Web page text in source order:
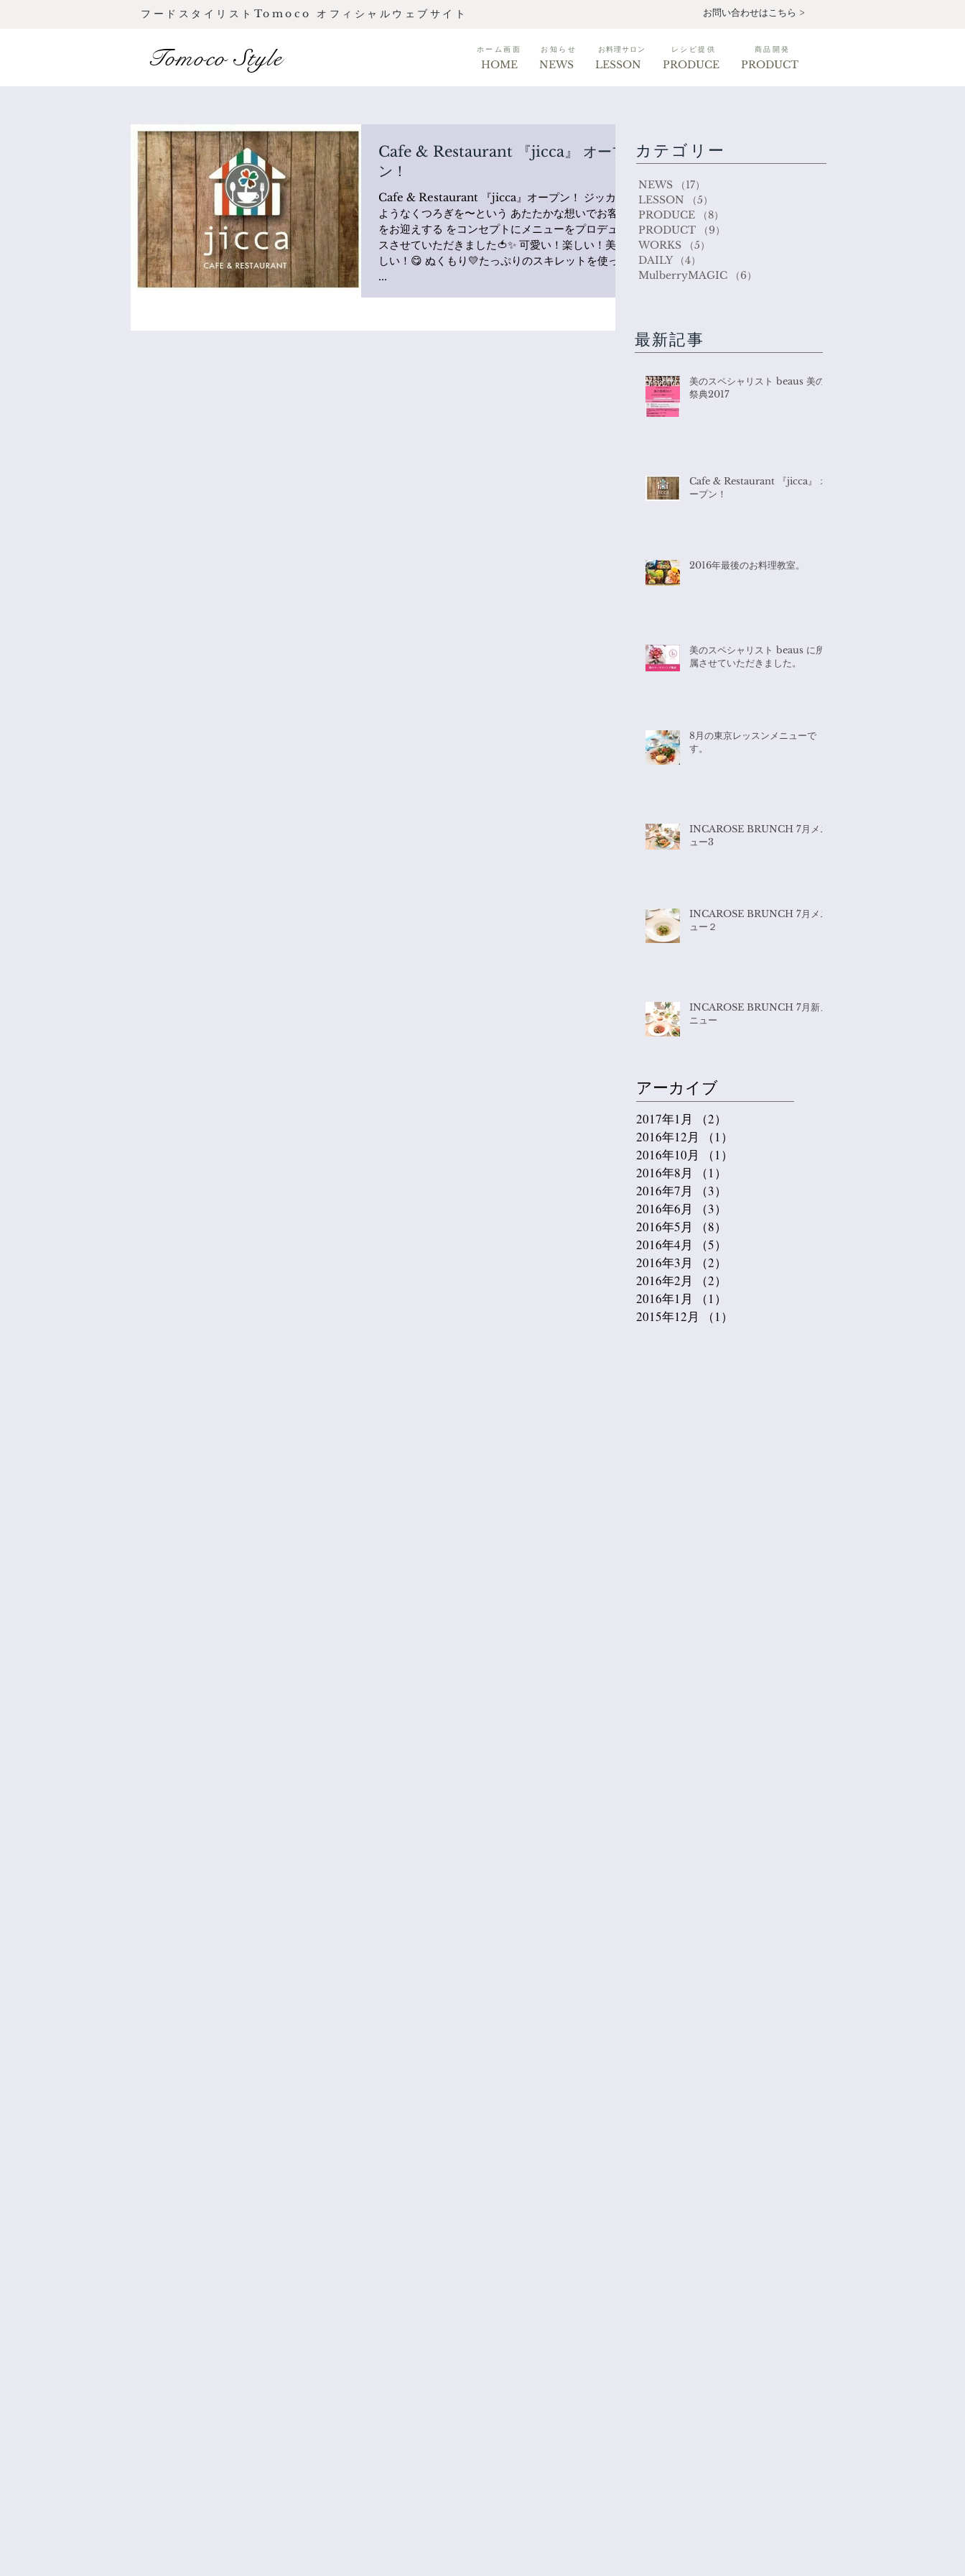
フードスタイリストTomoco オフィシャルウェブサイト お問い合わせはこちら >
Tomoco Style ホーム画面 レシピ提供
お料理サロン
お知らせ 商品開発
HOME NEWS LESSON PRODUCE PRODUCT
カテゴリー
NEWS （17）
LESSON
（5）
PRODUCE
（8）
PRODUCT
（9）
WORKS
（5）
DAILY
（4）
MulberryMAGIC
（6）
最新記事
美のスペシャリスト beaus 美の
祭典2017
Cafe & Restaurant 『jicca』 オ
ープン！
2016年最後のお料理教室。
美のスペシャリスト beaus に所
属させていただきました。
8月の東京レッスンメニューで
す。
INCAROSE BRUNCH 7月メニ
ュー3
INCAROSE BRUNCH 7月メニ
ュー２
INCAROSE BRUNCH 7月新メ
ニュー
アーカイブ
2017年1月 （2）
2016年12月
（1）
2016年10月
（1）
2016年8月
（1）
2016年7月
（3）
2016年6月
（3）
2016年5月
（8）
2016年4月
（5）
2016年3月
（2）
2016年2月
（2）
2016年1月
（1）
2015年12月
（1）
Cafe & Restaurant 『jicca』 オープ
ン！
Cafe & Restaurant 『jicca』オープン！ ジッカの
ようなくつろぎを〜という あたたかな想いでお客様
をお迎えする をコンセプトにメニューをプロデュー
スさせていただきました🍅✨ 可愛い！楽しい！美味
しい！😋 ぬくもり💛たっぷりのスキレットを使った
...